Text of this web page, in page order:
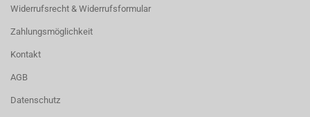
Widerrufsrecht & Widerrufsformular
Zahlungsmöglichkeit
Kontakt
AGB
Datenschutz